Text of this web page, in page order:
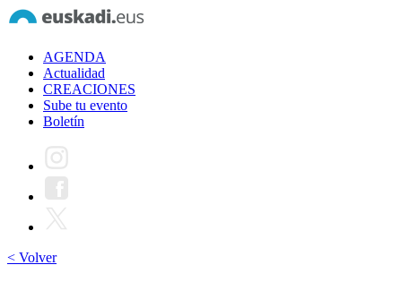
AGENDA
Actualidad
CREACIONES
Sube tu evento
Boletín
< Volver